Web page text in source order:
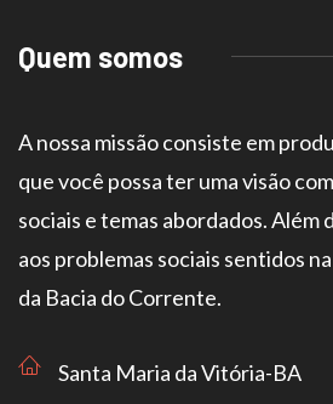
Quem somos
A nossa missão consiste em
que você possa ter uma visão
sociais e temas abordados. Além
aos problemas sociais sentidos
da Bacia do Corrente.
Santa Maria da Vitória-BA